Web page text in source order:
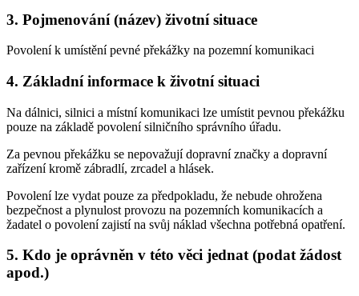
3. Pojmenování (název) životní situace
Povolení k umístění pevné překážky na pozemní komunikaci
4. Základní informace k životní situaci
Na dálnici, silnici a místní komunikaci lze umístit pevnou překážku
pouze na základě povolení silničního správního úřadu.
Za pevnou překážku se nepovažují dopravní značky a dopravní
zařízení kromě zábradlí, zrcadel a hlásek.
Povolení lze vydat pouze za předpokladu, že nebude ohrožena
bezpečnost a plynulost provozu na pozemních komunikacích a
žadatel o povolení zajistí na svůj náklad všechna potřebná opatření.
5. Kdo je oprávněn v této věci jednat (podat žádost
apod.)